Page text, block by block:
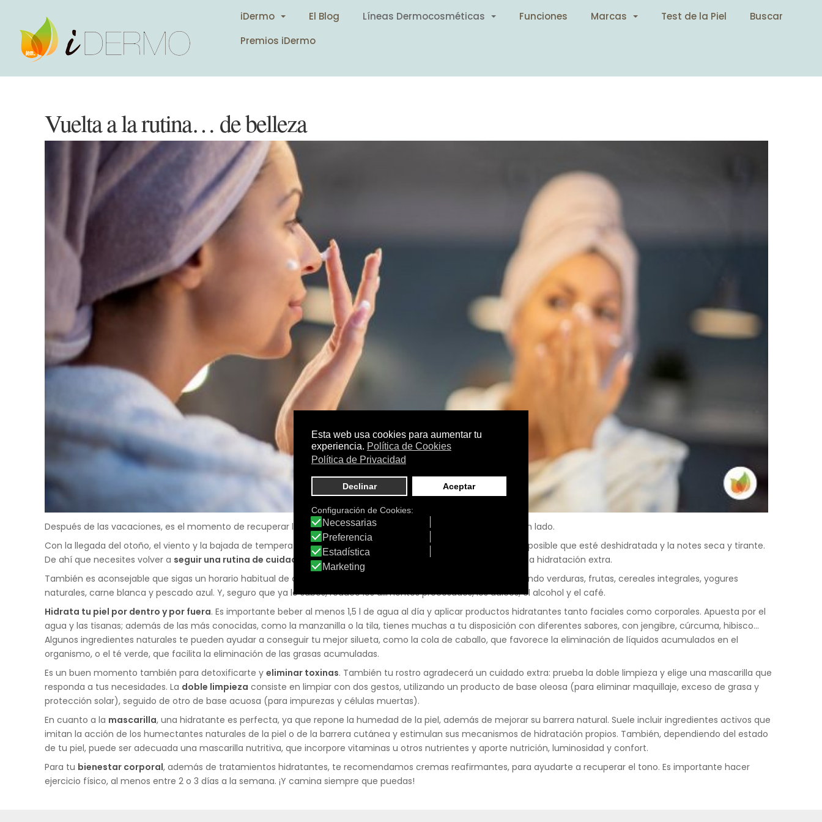
iDermo El Blog Líneas Dermocosméticas Funciones Marcas Test de la Piel
Buscar
Premios iDermo
Vuelta a la rutina… de belleza
Después de las vacaciones, es el momento de recuperar las rutinas saludables que puede que hayas dejado a un lado.
Con la llegada del otoño, el viento y la bajada de temperaturas, tu piel puede volverse más sensible. Además, es posible que esté deshidratada y la notes seca y tirante.
De ahí que necesites volver a seguir una rutina de cuidado fácil y corporal
, basada en una limpieza suave y una hidratación extra.
También es aconsejable que sigas un horario habitual de comidas y sueño y que cuides tu alimentación, priorizando verduras, frutas, cereales integrales, yogures
naturales, carne blanca y pescado azul. Y, seguro que ya lo sabes, reduce los alimentos procesados, los dulces, el alcohol y el café.
Hidrata tu piel por dentro y por fuera. Es importante beber al menos 1,5 l de agua al día y aplicar productos hidratantes tanto faciales como corporales. Apuesta por el
agua y las tisanas; además de las más conocidas, como la manzanilla o la tila, tienes muchas a tu disposición con diferentes sabores, con jengibre, cúrcuma, hibisco…
Algunos ingredientes naturales te pueden ayudar a conseguir tu mejor silueta, como la cola de caballo, que favorece la eliminación de líquidos acumulados en el
organismo, o el té verde, que facilita la eliminación de las grasas acumuladas.
Es un buen momento también para detoxificarte y eliminar toxinas. También tu rostro agradecerá un cuidado extra: prueba la doble limpieza y elige una mascarilla que
responda a tus necesidades. La doble limpieza consiste en limpiar con dos gestos, utilizando un producto de base oleosa (para eliminar maquillaje, exceso de grasa y
protección solar), seguido de otro de base acuosa (para impurezas y células muertas).
En cuanto a la mascarilla, una hidratante es perfecta, ya que repone la humedad de la piel, además de mejorar su barrera natural. Suele incluir ingredientes activos que
imitan la acción de los humectantes naturales de la piel o de la barrera cutánea y estimulan sus mecanismos de hidratación propios. También, dependiendo del estado
de tu piel, puede ser adecuada una mascarilla nutritiva, que incorpore vitaminas u otros nutrientes y aporte nutrición, luminosidad y confort.
Para tu bienestar corporal, además de tratamientos hidratantes, te recomendamos cremas reafirmantes, para ayudarte a recuperar el tono. Es importante hacer
ejercicio físico, al menos entre 2 o 3 días a la semana. ¡Y camina siempre que puedas!